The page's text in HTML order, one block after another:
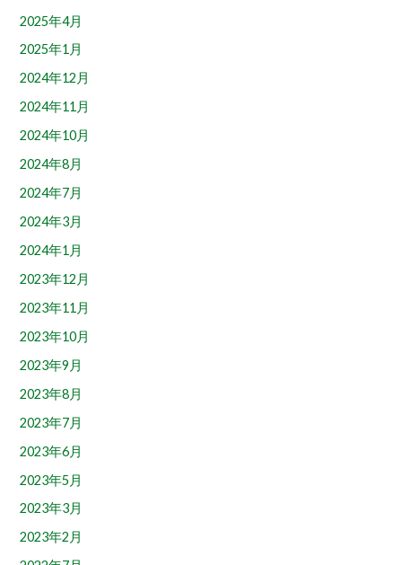
2025年4月
2025年1月
2024年12月
2024年11月
2024年10月
2024年8月
2024年7月
2024年3月
2024年1月
2023年12月
2023年11月
2023年10月
2023年9月
2023年8月
2023年7月
2023年6月
2023年5月
2023年3月
2023年2月